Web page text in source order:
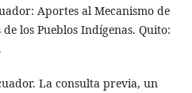
Aportes al Mecanismo de
los Pueblos Indígenas. Quito:
La consulta previa, un